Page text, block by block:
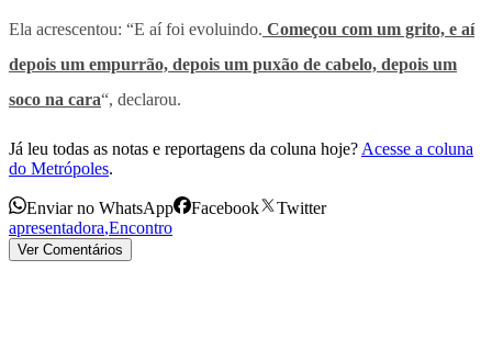
Ela acrescentou: “E aí foi evoluindo. Começou com um grito, e aí
depois um empurrão, depois um puxão de cabelo, depois um
soco na cara“, declarou.
Já leu todas as notas e reportagens da coluna hoje? Acesse a coluna
do Metrópoles.
Enviar no WhatsApp Facebook
Twitter
apresentadora,Encontro
Ver Comentários